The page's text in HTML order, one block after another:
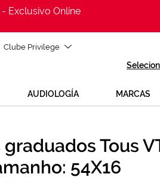
Exclusivo Online
Clube Privilege
AUDIOLOGÍA MARCAS
de ajuda para mudar os teus óculos?
nós GRÁTIS no número800 114 297
Tous
54X16